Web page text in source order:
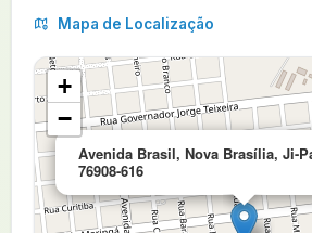
Mapa de Localização
Avenida Brasil, Nova Brasília, Ji-
76908-616
+
−